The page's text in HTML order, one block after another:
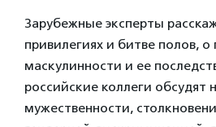
Зарубежные эксперты
привилегиях и битве полов, о
маскулинности и ее
российские коллеги обсудят
мужественности,